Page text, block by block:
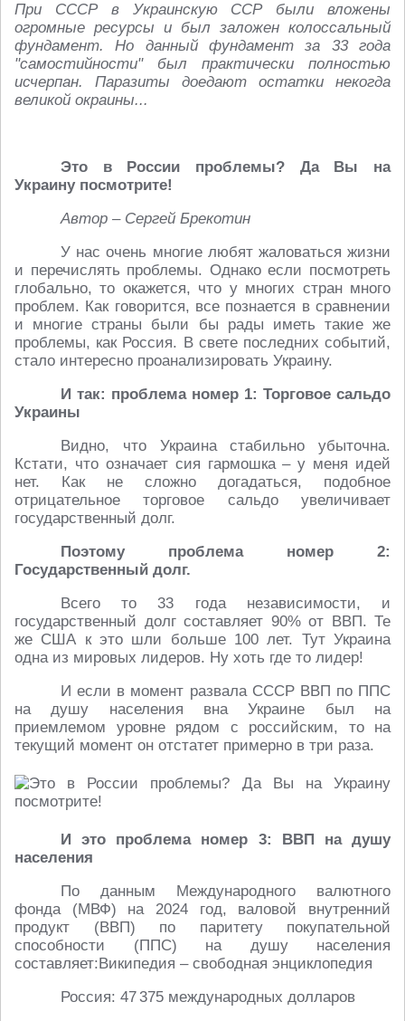
При СССР в Украинскую ССР были вложены
огромные ресурсы и был заложен колоссальный
фундамент. Но данный фундамент за 33 года
"самостийности" был практически полностью
исчерпан. Паразиты доедают остатки некогда
великой окраины...
Это в России проблемы? Да Вы на
Украину посмотрите!
Автор – Сергей Брекотин
У нас очень многие любят жаловаться жизни
и перечислять проблемы. Однако если посмотреть
глобально, то окажется, что у многих стран много
проблем. Как говорится, все познается в сравнении
и многие страны были бы рады иметь такие же
проблемы, как Россия. В свете последних событий,
стало интересно проанализировать Украину.
И так: проблема номер 1: Торговое сальдо
Украины
Видно, что Украина стабильно убыточна.
Кстати, что означает сия гармошка – у меня идей
нет. Как не сложно догадаться, подобное
отрицательное торговое сальдо увеличивает
государственный долг.
Поэтому проблема номер 2:
Государственный долг.
Всего то 33 года независимости, и
государственный долг составляет 90% от ВВП. Те
же США к это шли больше 100 лет. Тут Украина
одна из мировых лидеров. Ну хоть где то лидер!
И если в момент развала СССР ВВП по ППС
на душу населения вна Украине был на
приемлемом уровне рядом с российским, то на
текущий момент он отстатет примерно в три раза.
И это проблема номер 3: ВВП на душу
населения
По данным Международного валютного
фонда (МВФ) на 2024 год, валовой внутренний
продукт (ВВП) по паритету покупательной
способности (ППС) на душу населения
составляет:Википедия – свободная энциклопедия
Россия: 47 375 международных долларов